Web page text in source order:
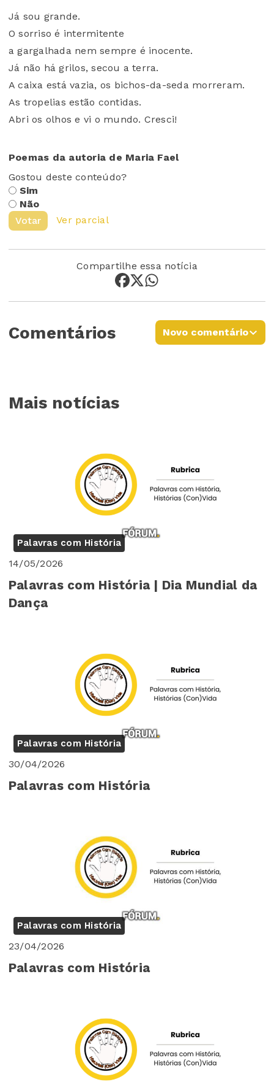
Já sou grande.
O sorriso é intermitente
a gargalhada nem sempre é inocente.
Já não há grilos, secou a terra.
A caixa está vazia, os bichos-da-seda morreram.
As tropelias estão contidas.
Abri os olhos e vi o mundo. Cresci!
Poemas da autoria de Maria Fael
Gostou deste conteúdo?
Sim
Não
Votar
Ver parcial
Compartilhe essa notícia
Comentários Novo comentário
Mais notícias
Palavras com História
14/05/2026
Palavras com História | Dia Mundial da
Dança
Palavras com História
30/04/2026
Palavras com História
Palavras com História
23/04/2026
Palavras com História